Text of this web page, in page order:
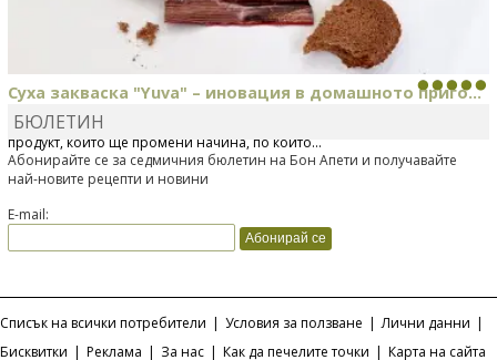
Суха закваска "Yuva" – иновация в домашното приго...
Отскоро Лесафр България стартира предлагането на изцяло нов
продукт, който ще промени начина, по който...
БЮЛЕТИН
Абонирайте се за седмичния бюлетин на Бон Апети и получавайте
най-новите рецепти и новини
E-mail:
Списък на всички потребители | Условия за ползване | Лични данни |
Бисквитки | Реклама | За нас | Как да печелите точки | Карта на сайта